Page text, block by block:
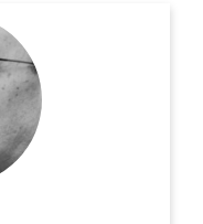
سركيس نعوم، نويسنده و
نويسان روزنامه النهار است. وی در سال 2011 جایزه جهانی جبران
خلیل جبران